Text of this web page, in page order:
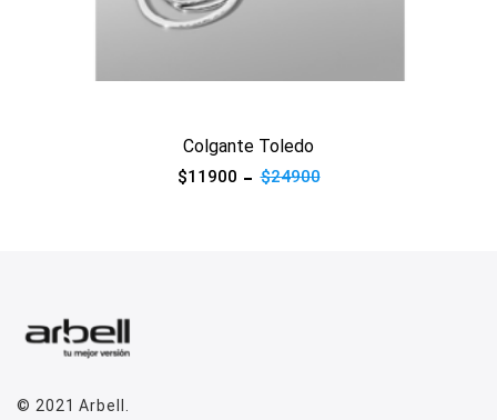
Colgante Toledo
$11900 $24900
© 2021Arbell